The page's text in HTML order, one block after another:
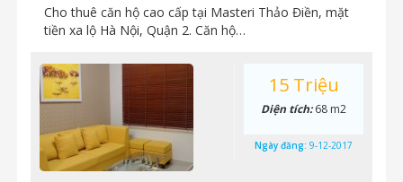
Cho thuê căn hộ cao cấp tại Masteri Thảo Điền, mặt
tiền xa lộ Hà Nội, Quận 2. Căn hộ…
15 Triệu
Diện tích:68 m2
Ngày đăng: 9-12-2017